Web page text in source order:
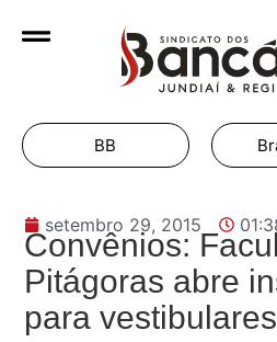
BB
setembro 29, 2015
Convênios:
Pitágoras abre
para vestibulares